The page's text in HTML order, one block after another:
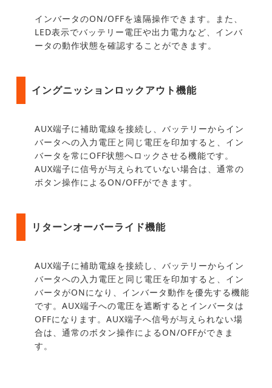
インバータのON/OFFを遠隔操作できます。また、
LED表示でバッテリー電圧や出力電力など、インバ
ータの動作状態を確認することができます。
イングニッションロックアウト機能
AUX端子に補助電線を接続し、バッテリーからイン
バータへの入力電圧と同じ電圧を印加すると、イン
バータを常にOFF状態へロックさせる機能です。
AUX端子に信号が与えられていない場合は、通常の
ボタン操作によるON/OFFができます。
リターンオーバーライド機能
AUX端子に補助電線を接続し、バッテリーからイン
バータへの入力電圧と同じ電圧を印加すると、イン
バータがONになり、インバータ動作を優先する機能
です。AUX端子への電圧を遮断するとインバータは
OFFになります。AUX端子へ信号が与えられない場
合は、通常のボタン操作によるON/OFFができま
す。